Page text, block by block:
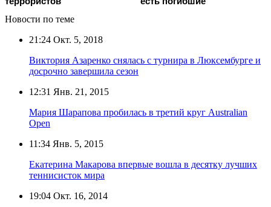
Новости по теме
21:24 Окт. 5, 2018
Виктория Азаренко снялась с турнира в Люксембурге и
досрочно завершила сезон
12:31 Янв. 21, 2015
Мария Шарапова пробилась в третий круг Australian
Open
11:34 Янв. 5, 2015
Екатерина Макарова впервые вошла в десятку лучших
теннисисток мира
19:04 Окт. 16, 2014